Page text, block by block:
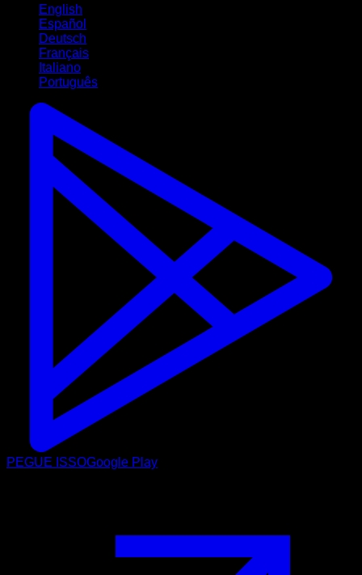
English
Español
Deutsch
Français
Italiano
Português
PEGUE ISSOGoogle Play